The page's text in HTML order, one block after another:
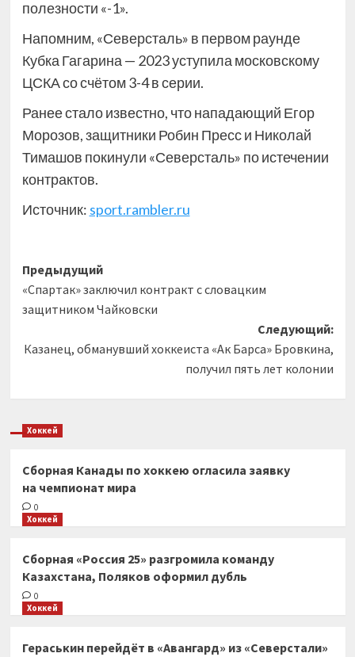
полезности «-1».
Напомним, «Северсталь» в первом раунде
Кубка Гагарина — 2023 уступила московскому
ЦСКА со счётом 3-4 в серии.
Ранее стало известно, что нападающий Егор
Морозов, защитники Робин Пресс и Николай
Тимашов покинули «Северсталь» по истечении
контрактов.
Источник: sport.rambler.ru
Навигация
записи
Предыдущий
«Спартак» заключил контракт с словацким
защитником Чайковски
Следующий:
Казанец, обманувший хоккеиста «Ак Барса» Бровкина,
получил пять лет колонии
Хоккей
Сборная Канады по хоккею огласила заявку
на чемпионат мира
0
Хоккей
Сборная «Россия 25» разгромила команду
Казахстана, Поляков оформил дубль
0
Хоккей
Гераськин перейдёт в «Авангард» из «Северстали»